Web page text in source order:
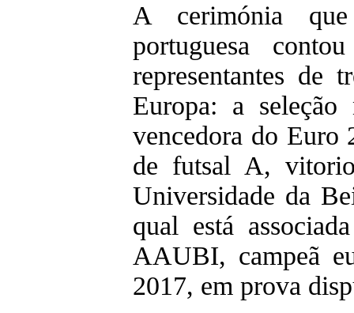
A cerimónia
portuguesa
representantes de
Europa: a
vencedora do Euro
de futsal A,
Universidade da
qual está
AAUBI, campeã
2017, em prova